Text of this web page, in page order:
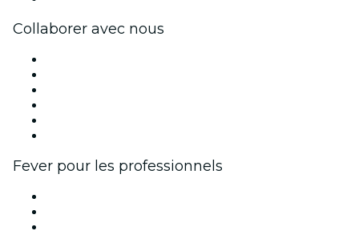
Collaborer avec nous
Fever pour les professionnels